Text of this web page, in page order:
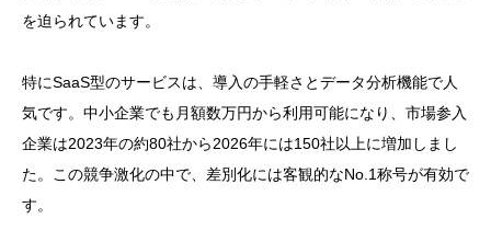
を迫られています。
特にSaaS型のサービスは、導入の手軽さとデータ分析機能で人
気です。中小企業でも月額数万円から利用可能になり、市場参入
企業は2023年の約80社から2026年には150社以上に増加しまし
た。この競争激化の中で、差別化には客観的なNo.1称号が有効で
す。